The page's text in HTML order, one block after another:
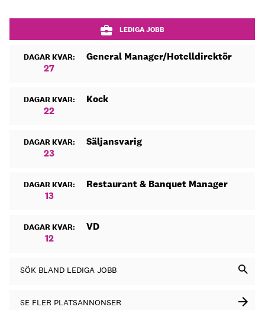
LEDIGA JOBB
DAGAR KVAR:
27
General Manager/Hotelldirektör
DAGAR KVAR:
22
Kock
DAGAR KVAR:
23
Säljansvarig
DAGAR KVAR:
13
Restaurant & Banquet Manager
DAGAR KVAR:
12
VD
SÖK BLAND LEDIGA JOBB
SE FLER PLATSANNONSER